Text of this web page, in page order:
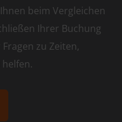
beim Vergleichen
Ihrer Buchung
zu Zeiten,